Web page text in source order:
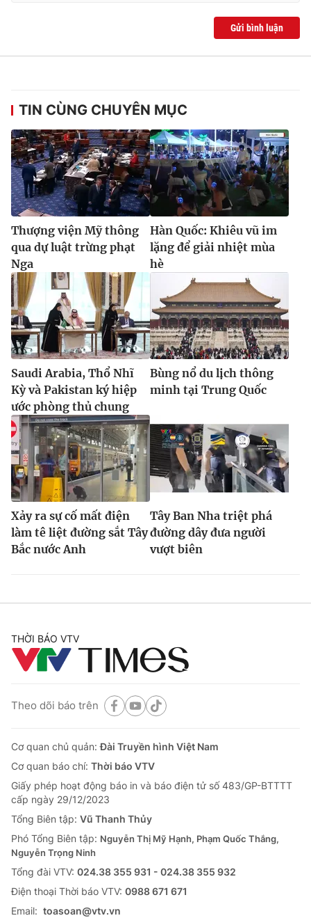
Gửi bình luận
TIN CÙNG CHUYÊN MỤC
Thượng viện Mỹ thông
qua dự luật trừng phạt
Nga
Hàn Quốc: Khiêu vũ im
lặng để giải nhiệt mùa
hè
Saudi Arabia, Thổ Nhĩ
Kỳ và Pakistan ký hiệp
ước phòng thủ chung
Bùng nổ du lịch thông
minh tại Trung Quốc
Xảy ra sự cố mất điện
làm tê liệt đường sắt Tây
Bắc nước Anh
Tây Ban Nha triệt phá
đường dây đưa người
vượt biên
THỜI BÁO VTV
Theo dõi báo trên
Cơ quan chủ quản:Đài Truyền hình Việt Nam
Cơ quan báo chí: Thời báo VTV
Giấy phép hoạt động báo in và báo điện tử số 483/GP-BTTTT
cấp ngày 29/12/2023
Tổng Biên tập: Vũ Thanh Thủy
Phó Tổng Biên tập: Nguyễn Thị Mỹ Hạnh, Phạm Quốc Thắng,
Nguyễn Trọng Ninh
Tổng đài VTV: 024.38 355 931 - 024.38 355 932
Ðiện thoại Thời báo VTV: 0988 671 671
Email: toasoan@vtv.vn